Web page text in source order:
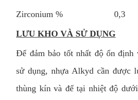
Zirconium % 0,3
LƯU KHO VÀ SỬ DỤNG
Để đảm bảo tốt nhất độ ổn định
sử dụng, nhựa Alkyd cần được
thùng kín và để tại nhiệt độ